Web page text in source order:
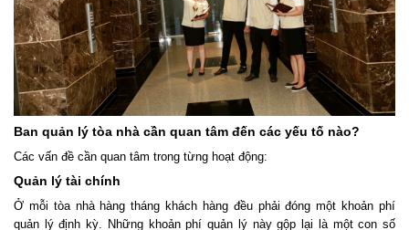
Ban quản lý tòa nhà cần quan tâm đến các yếu tố nào?
Các vấn đề cần quan tâm trong từng hoạt động:
Quản lý tài chính
Ở mỗi tòa nhà hàng tháng khách hàng đều phải đóng một khoản phí
quản lý định kỳ. Những khoản phí quản lý này gộp lại là một con số